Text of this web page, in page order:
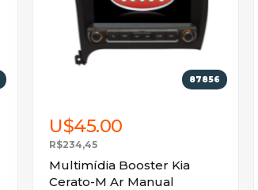
87856
U$45.00
R$234,45
Multimídia Booster Kia
Cerato-M Ar Manual